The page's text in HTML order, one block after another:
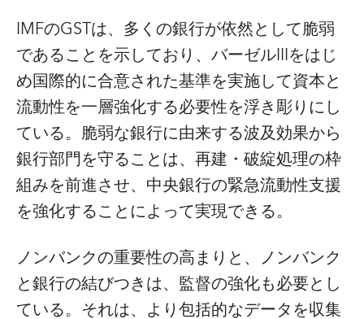
IMFのGSTは、多くの銀行が依然として脆弱
であることを示しており、バーゼルIIIをはじ
め国際的に合意された基準を実施して資本と
流動性を一層強化する必要性を浮き彫りにし
ている。脆弱な銀行に由来する波及効果から
銀行部門を守ることは、再建・破綻処理の枠
組みを前進させ、中央銀行の緊急流動性支援
を強化することによって実現できる。
ノンバンクの重要性の高まりと、ノンバンク
と銀行の結びつきは、監督の強化も必要とし
ている。それは、より包括的なデータを収集